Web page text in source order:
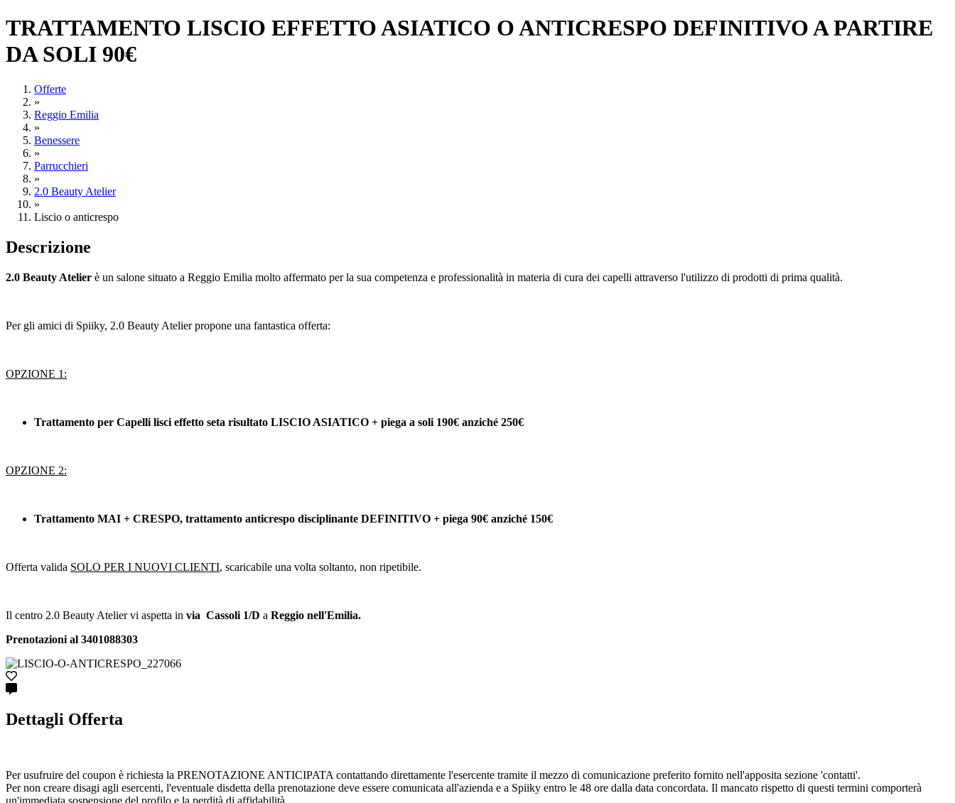
TRATTAMENTO LISCIO EFFETTO ASIATICO O ANTICRESPO DEFINITIVO A PARTIRE
DA SOLI 90€
Offerte
»
Reggio Emilia
»
Benessere
»
Parrucchieri
»
2.0 Beauty Atelier
»
Liscio o anticrespo
Descrizione
2.0 Beauty Atelier è un salone situato a Reggio Emilia molto affermato per la sua competenza e professionalità in materia di cura dei capelli attraverso l'utilizzo di prodotti di prima qualità.
Per gli amici di Spiiky, 2.0 Beauty Atelier propone una fantastica offerta:
OPZIONE 1:
Trattamento per Capelli lisci effetto seta risultato LISCIO ASIATICO + piega a soli 190€ anziché 250€
OPZIONE 2:
Trattamento MAI + CRESPO, trattamento anticrespo disciplinante DEFINITIVO + piega 90€ anziché 150€
Offerta valida SOLO PER I NUOVI CLIENTI, scaricabile una volta soltanto, non ripetibile.
Il centro 2.0 Beauty Atelier vi aspetta in via Cassoli 1/D a Reggio nell'Emilia.
Prenotazioni al 3401088303
Dettagli Offerta
Per usufruire del coupon è richiesta la PRENOTAZIONE ANTICIPATA contattando direttamente l'esercente tramite il mezzo di comunicazione preferito fornito nell'apposita sezione 'contatti'.
Per non creare disagi agli esercenti, l'eventuale disdetta della prenotazione deve essere comunicata all'azienda e a Spiiky entro le 48 ore dalla data concordata. Il mancato rispetto di questi termini comporterà
un'immediata sospensione del profilo e la perdità di affidabilità.